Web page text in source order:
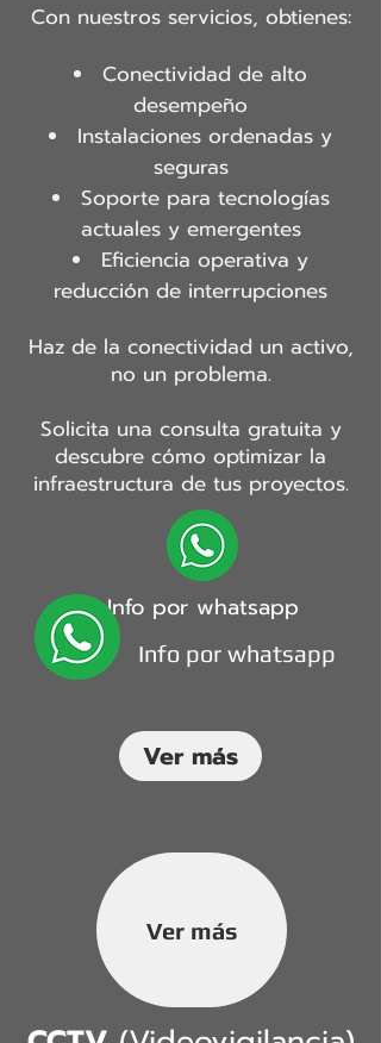
Con nuestros servicios, obtienes:
Conectividad de alto
desempeño
Instalaciones ordenadas y
seguras
Soporte para tecnologías
actuales y emergentes
Eficiencia operativa y
reducción de interrupciones
Haz de la conectividad un activo,
no un problema.
Solicita una consulta gratuita y
descubre cómo optimizar la
infraestructura de tus proyectos.
Info por whatsapp
Info por whatsapp
Ver más
Ver más